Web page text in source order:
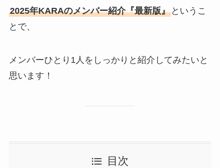
2025年KARAのメンバー紹介『最新版』というこ
とで、
メンバーひとり1人をしっかりと紹介してみたいと
思います！
目次